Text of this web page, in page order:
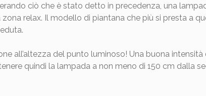
ciò che è stato detto in precedenza, una
relax. Il modello di piantana che più si presta a
all’altezza del punto luminoso! Una buona
quindi la lampada a non meno di 150 cm dalla